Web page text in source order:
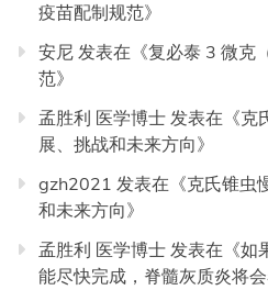
疫苗配制规范》
安尼 发表在《复必泰 3 微克
范》
孟胜利 医学博士 发表在《克
展、挑战和未来方向》
gzh2021 发表在《克氏锥虫
和未来方向》
孟胜利 医学博士 发表在《如
能尽快完成，脊髓灰质炎将会